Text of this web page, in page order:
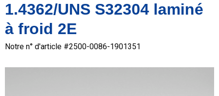
1.4362/UNS S32304 laminé
à froid 2E
Notre n° d'article #2500-0086-1901351